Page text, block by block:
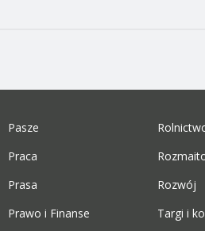
Pasze
Praca
Prasa
Prawo i Finanse
Rozwój
Targi i